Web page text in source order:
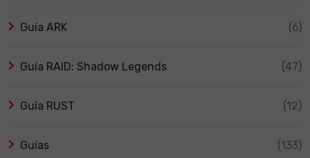
Guía ARK (6)
Guía RAID: Shadow Legends (47)
Guía RUST (12)
Guías (133)